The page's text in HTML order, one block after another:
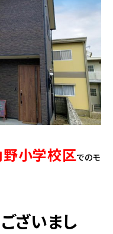
野小学校区でのモ
ざいまし